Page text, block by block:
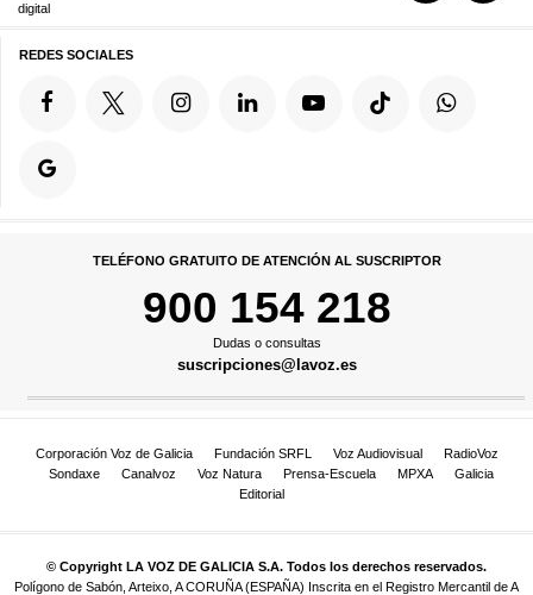
digital
REDES SOCIALES
TELÉFONO GRATUITO DE ATENCIÓN AL SUSCRIPTOR
900 154 218
Dudas o consultas
suscripciones@lavoz.es
Corporación Voz de Galicia Fundación SRFL Voz Audiovisual
RadioVoz
Sondaxe
Canalvoz Voz Natura Prensa-Escuela MPXA
Galicia
Editorial
© Copyright LA VOZ DE GALICIA S.A. Todos los derechos reservados.
Polígono de Sabón, Arteixo, A CORUÑA (ESPAÑA) Inscrita en el Registro Mercantil de A